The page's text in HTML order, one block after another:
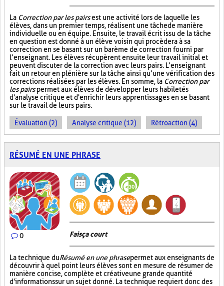
La Correction par les pairsest une activité lors de laquelle les
élèves, dans un premier temps, réalisent une tâche de manière
individuelle ou en équipe. Ensuite, le travail écrit issu de la tâche
en question est donné à un élève voisin qui procèdera à sa
correction en se basant sur un barème de correction fourni par
l’enseignant. Les élèves récupèrent ensuite leur travail initial et
peuvent discuter de la correction avec leurs pairs. L’enseignant
fait un retour en plénière sur la tâche ainsi qu’une vérification des
corrections réalisées par les élèves. En somme, la Correction par
les pairspermet aux élèves de développer leurs habiletés
d'analyse critique et d'enrichir leurs apprentissages en se basant
sur le travail de leurs pairs.
Évaluation (2) Analyse critique (12) Rétroaction (4)
RÉSUMÉ EN UNE PHRASE
0 Fais ça court
La technique duRésumé en une phrasepermet aux enseignants de
découvrir à quel point leurs élèves sont en mesure de résumer de
manière concise, complète et créative une grande quantité
d'informations sur un sujet donné. La technique requiert donc des